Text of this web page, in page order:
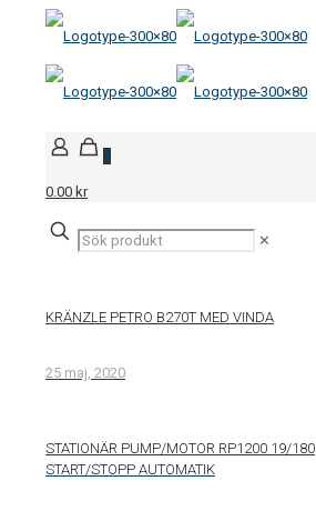
0
0.00 kr
✕
KRÄNZLE PETRO B270T MED VINDA
25 maj, 2020
STATIONÄR PUMP/MOTOR RP1200 19/180
START/STOPP AUTOMATIK